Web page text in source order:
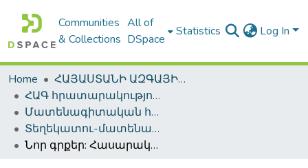
Communities
& Collections
All of
DSpace
Statistics Log In
Home
ՀԱՅԱՍՏԱՆԻ ԱԶԳԱՅԻՆ ԳՐԱԴԱՐԱՆԻ ԹՎԱՅԻՆ ՊԱՀՈՑ / DIGITAL REPOSITORY OF NLA
ՀԱԳ հրատարակություններ / NLA Publications
Մատենագիտական հրատարակություններ / Bibliographic publications
Տեղեկատու-մատենագիտական հրատարակություններ / Reference-Bibliographic Publications
Նոր գրքեր: Հասարակական-քաղաքական գիտություններ, լեզվաբանություն, գրականագիտություն, պատմություն, պատմագրություն: (Ինֆորմացիոն բյուլետեն) = Новые книги: Обшественно-политические науки, языкознание, литературоведение, история, историшеские науки: (Информационный бюллетень)